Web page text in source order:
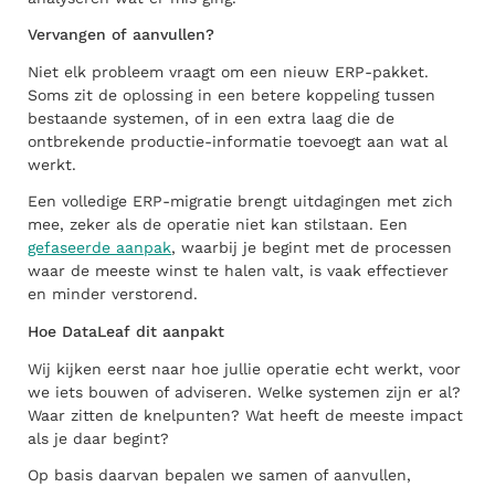
Vervangen of aanvullen?
Niet elk probleem vraagt om een nieuw ERP-pakket.
Soms zit de oplossing in een betere koppeling tussen
bestaande systemen, of in een extra laag die de
ontbrekende productie-informatie toevoegt aan wat al
werkt.
Een volledige ERP-migratie brengt uitdagingen met zich
mee, zeker als de operatie niet kan stilstaan. Een
gefaseerde aanpak, waarbij je begint met de processen
waar de meeste winst te halen valt, is vaak effectiever
en minder verstorend.
Hoe DataLeaf dit aanpakt
Wij kijken eerst naar hoe jullie operatie echt werkt, voor
we iets bouwen of adviseren. Welke systemen zijn er al?
Waar zitten de knelpunten? Wat heeft de meeste impact
als je daar begint?
Op basis daarvan bepalen we samen of aanvullen,